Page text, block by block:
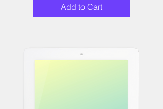
Add to Cart